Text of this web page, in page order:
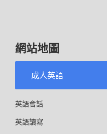
網站地圖
成人英語
英語會話
英語讀寫